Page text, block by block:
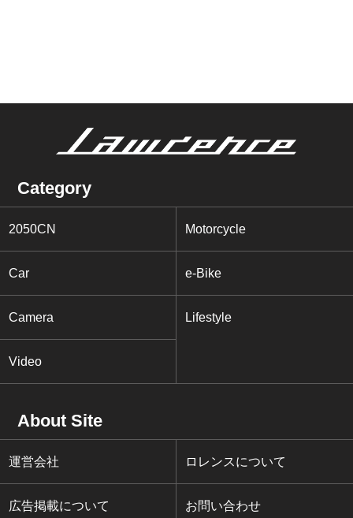
Category
2050CN Motorcycle
Car e-Bike
Camera Lifestyle
Video
About Site
運営会社 ロレンスについて
広告掲載について お問い合わせ